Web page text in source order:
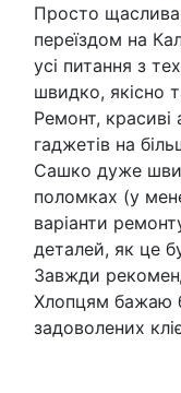
Просто
переїздом на
усі питання з
швидко, якісно
Ремонт, красиві
гаджетів на
Сашко дуже
поломках (у
варіанти
деталей, як це
Завжди
Хлопцям бажаю
задоволених